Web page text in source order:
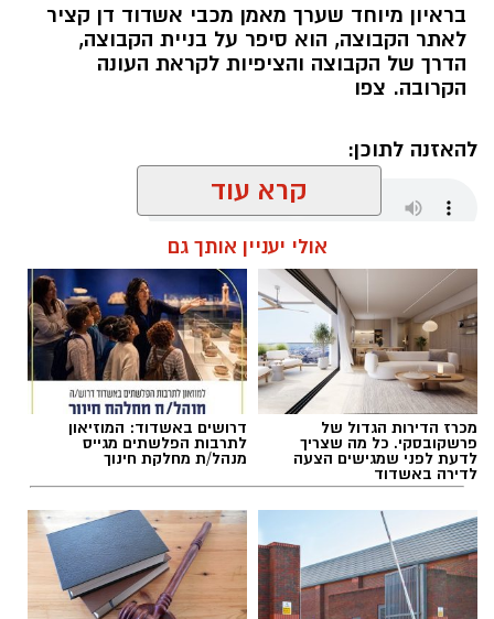
בראיון מיוחד שערך מאמן מכבי אשדוד דן קציר
לאתר הקבוצה, הוא סיפר על בניית הקבוצה,
הדרך של הקבוצה והציפיות לקראת העונה
הקרובה. צפו
להאזנה לתוכן:
שחר כחלון / 18:01 07.08.26
תגים:מכבי אשדוד, דן קציר
קרא עוד
אולי יעניין אותך גם
מכרז הדירות הגדול של
פרשקובסקי. כל מה שצריך
לדעת לפני שמגישים הצעה
לדירה באשדוד
דרושים באשדוד: המוזיאון
לתרבות הפלשתים מגייס
מנהל/ת מחלקת חינוך